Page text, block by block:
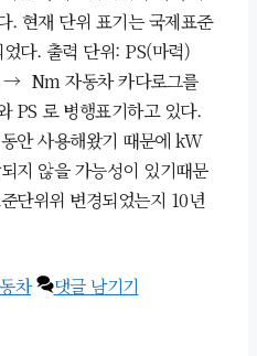
. 현재 단위 표기는 국제표준
다. 출력 단위: PS(마력)
Nm 자동차 카다로그를
PS 로 병행표기하고 있다.
안 사용해왔기 때문에 kW
지 않을 가능성이 있기때문
단위위 변경되었는지 10년
차 댓글 남기기